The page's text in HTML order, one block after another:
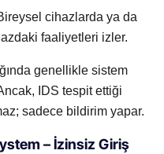
cihazlarda ya da
faaliyetleri izler.
genellikle sistem
IDS tespit ettiği
sadece bildirim yapar.
– İzinsiz Giriş